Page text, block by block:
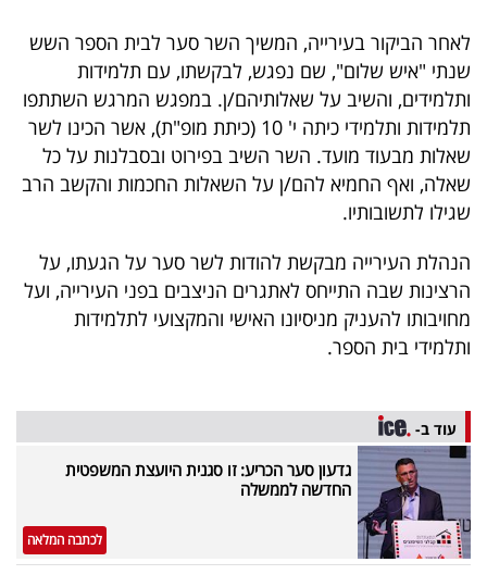
שיתופי
פעולה
ניוזלטרים
אדום
פרסמו
באייס
לאחר הביקור בעירייה, המשיך השר סער לבית הספר השש
שנתי "איש שלום", שם נפגש, לבקשתו, עם תלמידות
ותלמידים, והשיב על שאלותיהם/ן. במפגש המרגש השתתפו
תלמידות ותלמידי כיתה י' 10 (כיתת מופ"ת), אשר הכינו לשר
שאלות מבעוד מועד. השר השיב בפירוט ובסבלנות על כל
שאלה, ואף החמיא להם/ן על השאלות החכמות והקשב הרב
שגילו לתשובותיו.
הנהלת העירייה מבקשת להודות לשר סער על הגעתו, על
הרצינות שבה התייחס לאתגרים הניצבים בפני העירייה, ועל
מחויבותו להעניק מניסיונו האישי והמקצועי לתלמידות
ותלמידי בית הספר.
עוד ב-
גדעון סער הכריע: זו סגנית היועצת המשפטית
החדשה לממשלה
לכתבה המלאה